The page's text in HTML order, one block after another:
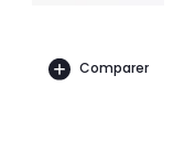
Comparer